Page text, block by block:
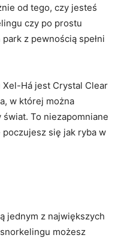
od tego, czy‍ jesteś
czy po⁢ prostu
z pewnością spełni
Xel-Há​ jest⁤ Crystal Clear
w ‍której można
To niezapomniane
się jak ryba⁣ w‍
jednym ⁢z największych
możesz